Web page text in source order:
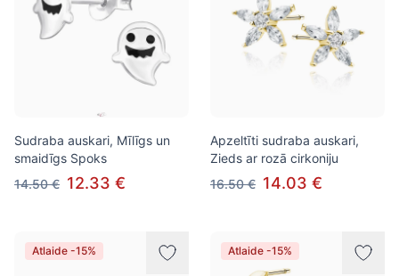
Sudraba auskari, Mīlīgs un
smaidīgs Spoks
14.50 € 12.33 €
Apzeltīti sudraba auskari,
Zieds ar rozā cirkoniju
16.50 € 14.03 €
Atlaide -15% Atlaide -15%